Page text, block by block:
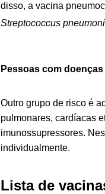
disso, a vacina
Streptococcus
Pessoas com
Outro grupo de risco é
pulmonares, cardíacas
imunossupressores.
individualmente.
Lista de